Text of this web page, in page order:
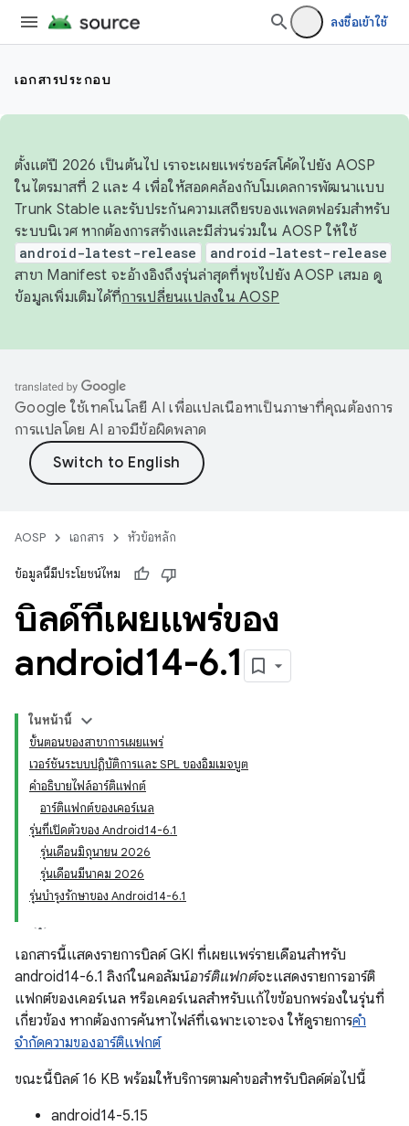
ลงชื่อเข้าใช้
เอกสารประกอบ
ตั้งแต่ปี 2026 เป็นต้นไป เราจะเผยแพร่ซอร์สโค้ดไปยัง AOSP
ในไตรมาสที่ 2 และ 4 เพื่อให้สอดคล้องกับโมเดลการพัฒนาแบบ
Trunk Stable และรับประกันความเสถียรของแพลตฟอร์มสำหรับ
ระบบนิเวศ หากต้องการสร้างและมีส่วนร่วมใน AOSP ให้ใช้
android-latest-release android-latest-release
สาขา Manifest จะอ้างอิงถึงรุ่นล่าสุดที่พุชไปยัง AOSP เสมอ ดู
ข้อมูลเพิ่มเติมได้ที่การเปลี่ยนแปลงใน AOSP
Google ใช้เทคโนโลยี AI เพื่อแปลเนื้อหาเป็นภาษาที่คุณต้องการ
การแปลโดย AI อาจมีข้อผิดพลาด
AOSP เอกสาร หัวข้อหลัก
ข้อมูลนี้มีประโยชน์ไหม
บิลด์ที่เผยแพร่ของ
android14-6.1
ในหน้านี้
ขั้นตอนของสาขาการเผยแพร่
เวอร์ชันระบบปฏิบัติการและ SPL ของอิมเมจบูต
คำอธิบายไฟล์อาร์ติแฟกต์
อาร์ติแฟกต์ของเคอร์เนล
รุ่นที่เปิดตัวของ Android14-6.1
รุ่นเดือนมิถุนายน 2026
รุ่นเดือนมีนาคม 2026
รุ่นบำรุงรักษาของ Android14-6.1
เอกสารนี้แสดงรายการบิลด์ GKI ที่เผยแพร่รายเดือนสำหรับ
android14-6.1 ลิงก์ในคอลัมน์อาร์ติแฟกต์จะแสดงรายการอาร์ติ
แฟกต์ของเคอร์เนล หรือเคอร์เนลสำหรับแก้ไขข้อบกพร่องในรุ่นที่
เกี่ยวข้อง หากต้องการค้นหาไฟล์ที่เฉพาะเจาะจง ให้ดูรายการคำ
จำกัดความของอาร์ติแฟกต์
ขณะนี้บิลด์ 16 KB พร้อมให้บริการตามคำขอสำหรับบิลด์ต่อไปนี้
android14-5.15